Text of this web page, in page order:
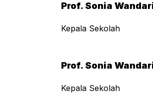
Prof. Sonia
Kepala Sekolah
Prof. Sonia
Kepala Sekolah